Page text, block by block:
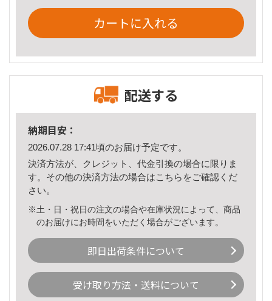
カートに入れる
配送する
納期目安：
2026.07.28 17:41頃のお届け予定です。
決済方法が、クレジット、代金引換の場合に限りま
す。その他の決済方法の場合はこちら をご確認くだ
さい。
※土・日・祝日の注文の場合や在庫状況によって、商品
のお届けにお時間をいただく場合がございます。
即日出荷条件について
受け取り方法・送料について